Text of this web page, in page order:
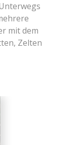
mit dem
Zelten